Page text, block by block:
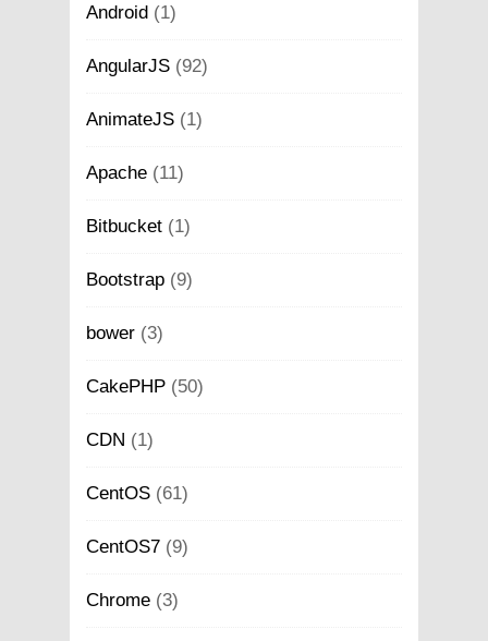
Android (1)
AngularJS (92)
AnimateJS (1)
Apache (11)
Bitbucket (1)
Bootstrap (9)
bower (3)
CakePHP (50)
CDN (1)
CentOS (61)
CentOS7 (9)
Chrome (3)